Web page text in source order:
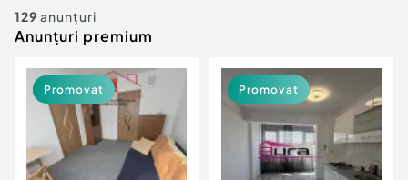
Servicii
Animale de companie
Afaceri și echipamente profesionale
Inchiriere Bunuri si Vehicule
Utilaje agricole si industriale
Piese auto si accesorii
Dacia Duster
129 anunțuri
Anunțuri premium
Promovat Promovat